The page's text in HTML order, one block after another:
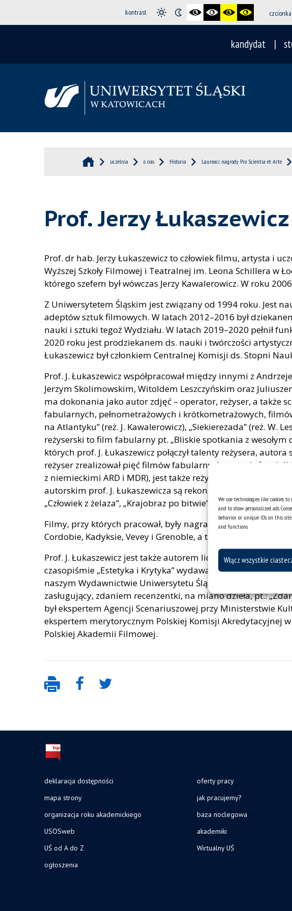
We use technologies like cookies
and to show personalized ads.
behavior or unique IDs on this
and functions.
Włącz wszystkie
kontrast czcionka
kandydat
uczelnia o nas Historia Laureaci nagrody Pro Scientia et Arte
Prof. Jerzy Łukaszewicz
Prof. dr hab. Jerzy Łukaszewicz to człowiek filmu, artysta i
Wyższej Szkoły Filmowej i Teatralnej im. Leona Schillera w
którego szefem był wówczas Jerzy Kawalerowicz. W roku
Z Uniwersytetem Śląskim jest związany od 1994 roku. Jest
adeptów sztuk filmowych. W latach 2012–2016 był
nauki i sztuki tegoż Wydziału. W latach 2019–2020 pełnił
2020 roku jest prodziekanem ds. nauki i twórczości
Łukaszewicz był członkiem Centralnej Komisji ds. Stopni
Prof. J. Łukaszewicz współpracował między innymi z
Jerzym Skolimowskim, Witoldem Leszczyńskim oraz
ma dokonania jako autor zdjęć – operator, reżyser, a także
fabularnych, pełnometrażowych i krótkometrażowych,
na Atlantyku” (reż. J. Kawalerowicz), „Siekierezada” (reż. W.
reżyserski to film fabularny pt. „Bliskie spotkania z wesołym
których prof. J. Łukaszewicz połączył talenty reżysera,
reżyser zrealizował pięć filmów fabularnych oraz pięć seriali
z niemieckimi ARD i MDR), jest także reżyserem wielu
autorskim prof. J. Łukaszewicza są rekonstrukcje cyfrowe
„Człowiek z żelaza”, „Krajobraz po bitwie”, „Kronika
Filmy, przy których pracował, były nagradzane na
Cordobie, Kadyksie, Vevey i Grenoble, a także podczas Los
Prof. J. Łukaszewicz jest także autorem licznych publikacji
czasopiśmie „Estetyka i Krytyka” wydawanym przez
naszym Wydawnictwie Uniwersytetu Śląskiego ukazała
zasługujący, zdaniem recenzentki, na miano dzieła, pt.:
był ekspertem Agencji Scenariuszowej przy Ministerstwie
ekspertem merytorycznym Polskiej Komisji Akredytacyjnej w
Polskiej Akademii Filmowej.
deklaracja dostępności
mapa strony
organizacja roku akademickiego
USOSweb
UŚ od A do Z
ogłoszenia
oferty pracy
jak pracujemy?
baza noclegowa
akademiki
Wirtualny UŚ